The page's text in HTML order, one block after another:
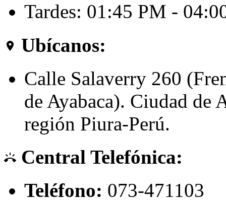
Tardes: 01:45 PM -
room
Ubícanos:
Calle Salaverry 260
de Ayabaca). Ciudad de
región Piura-Perú.
ring_volume Central Telefónica:
Teléfono: 073-471103